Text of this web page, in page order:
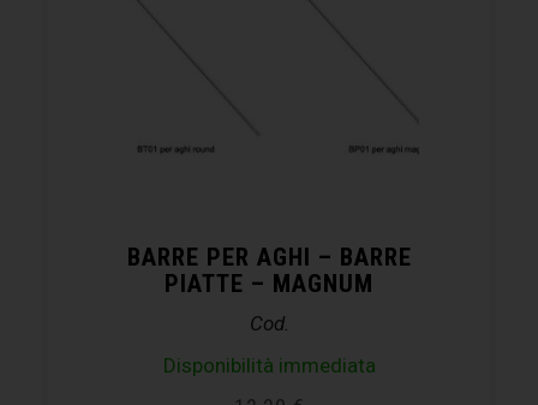
BARRE PER AGHI – BARRE
PIATTE – MAGNUM
Cod.
Disponibilità immediata